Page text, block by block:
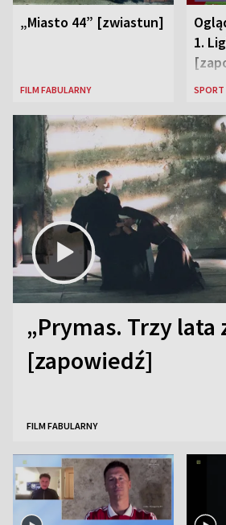
„Miasto 44” [zwiastun]
FILM FABULARNY
1.
SPORT
„Prymas. Trzy lata
[zapowiedź]
FILM FABULARNY